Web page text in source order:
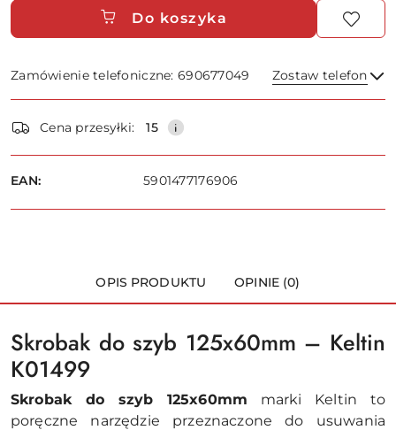
Do koszyka
Zamówienie telefoniczne: 690677049 Zostaw telefon
Wyślij
i
dostawa
Cena przesyłki: 15
EAN: 5901477176906
OPIS PRODUKTU OPINIE (0)
Skrobak do szyb 125x60mm – Keltin
K01499
Skrobak do szyb 125x60mm marki Keltin to
poręczne narzędzie przeznaczone do usuwania